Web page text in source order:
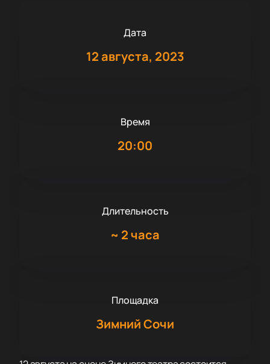
Дата
12 августа, 2023
Время
20:00
Длительность
~ 2 часа
Площадка
Зимний Сочи